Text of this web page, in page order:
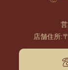
店舗住所: